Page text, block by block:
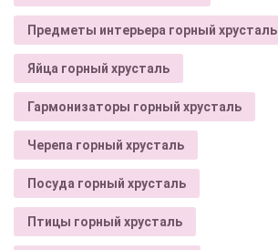
Предметы интерьера горный хрусталь
Яйца горный хрусталь
Гармонизаторы горный хрусталь
Черепа горный хрусталь
Посуда горный хрусталь
Птицы горный хрусталь